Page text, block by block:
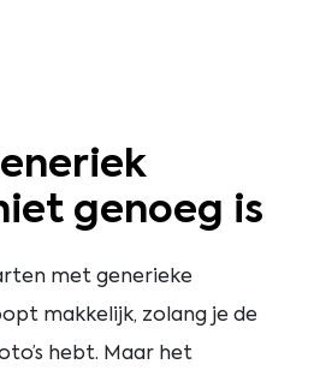
genoeg is
met generieke
makkelijk, zolang je de
hebt. Maar het